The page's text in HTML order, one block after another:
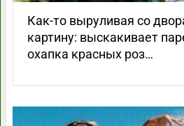
Как-то выруливая со
картину: выскакивает
охапка красных роз…